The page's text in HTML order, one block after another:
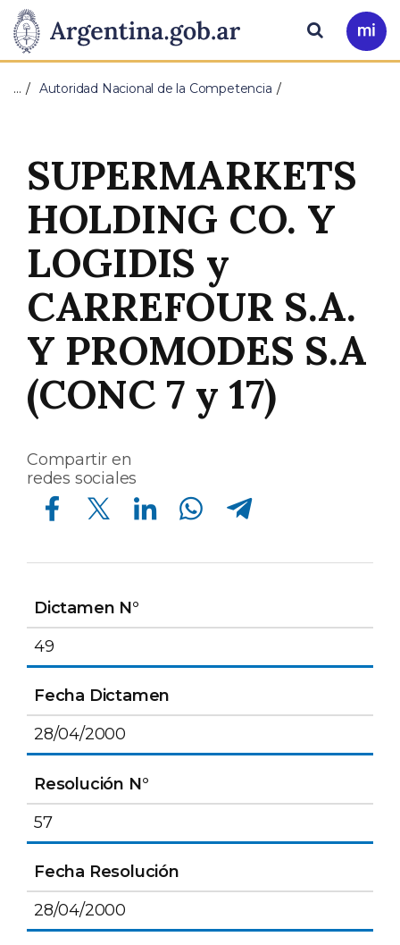
Presidencia
de
Nación
Pasar al contenido principal
Ir
a
Buscar
… Autoridad Nacional de la Competencia
SUPERMARKETS
HOLDING CO. Y
LOGIDIS y
CARREFOUR S.A.
Y PROMODES S.A
(CONC 7 y 17)
Compartir en
redes sociales
Compartir en Facebook Compartir en Twitter Compartir en Linkedin Compartir en Whatsapp Compartir en Telegram
Dictamen N°
49
Fecha Dictamen
28/04/2000
Resolución N°
57
Fecha Resolución
28/04/2000